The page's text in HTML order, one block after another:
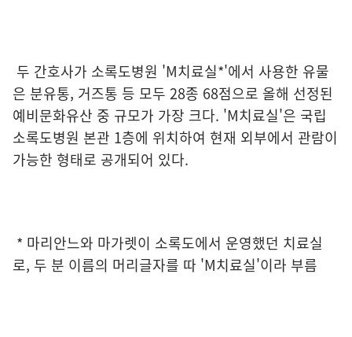
두 간호사가 소록도병원 'M치료실*'에서 사용한 유물
은 분유통, 거즈통 등 모두 28종 68점으로 올해 선정된
예비문화유산 중 규모가 가장 크다. 'M치료실'은 국립
소록도병원 본관 1층에 위치하여 현재 외부에서 관람이
가능한 형태로 공개되어 있다.
* 마리안느와 마가렛이 소록도에서 운영했던 치료실
로, 두 분 이름의 머리글자를 따 'M치료실'이라 부름